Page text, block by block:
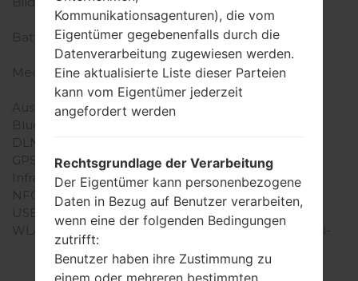
Batterie und Tastatur
Batteriekapazität
entfernbar Li-Ion 1700
mAh
Mechanische Tastatur
-
Interfaces
Ausgabe für Audio
Bluetooth
DLNA
GPS
A-GPS
Infrarotanschluss
Nein
NFC
Ja
USB
microUSB 2.0
WLAN
Wi-Fi 802.11 a/b/g/n, dual-
Kommunikationsagenturen), die vom
Eigentümer gegebenenfalls durch die
Datenverarbeitung zugewiesen werden.
Eine aktualisierte Liste dieser Parteien
kann vom Eigentümer jederzeit
angefordert werden
Rechtsgrundlage der Verarbeitung
Der Eigentümer kann personenbezogene
Daten in Bezug auf Benutzer verarbeiten,
wenn eine der folgenden Bedingungen
zutrifft:
Benutzer haben ihre Zustimmung zu
einem oder mehreren bestimmten